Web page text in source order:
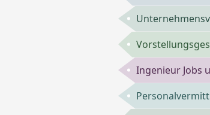
Ingenieur Jobs